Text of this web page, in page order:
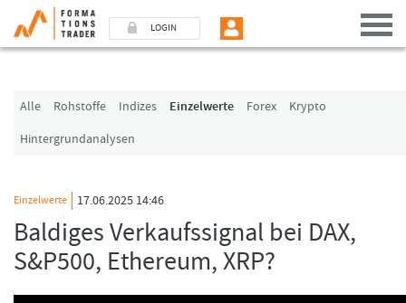
LOGIN
Alle Rohstoffe Indizes Einzelwerte Forex
Krypto
Hintergrundanalysen
Einzelwerte 17.06.2025 14:46
Baldiges Verkaufssignal bei DAX,
S&P500, Ethereum, XRP?
Benutzer (E-Mail-Adresse in Kleinschrift)
Angemeldet bleiben
LOGIN
Passwort vergessen